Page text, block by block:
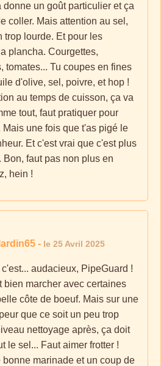
un goût particulier et ça
coller. Mais attention au sel,
trop lourde. Et pour les
plancha. Courgettes,
tomates... Tu coupes en fines
d'olive, sel, poivre, et hop !
au temps de cuisson, ça va
tout, faut pratiquer pour
une fois que t'as pigé le
Et c'est vrai que c'est plus
faut pas non plus en
hein !
- le 25 Avril 2025
audacieux, PipeGuard !
bien marcher avec certaines
côte de boeuf. Mais sur une
que ce soit un peu trop
nettoyage après, ça doit
le sel... Faut aimer frotter !
bonne marinade et un coup de